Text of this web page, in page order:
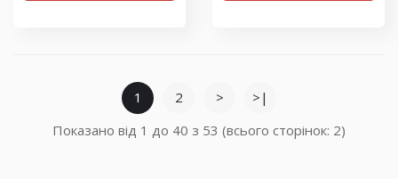
1 2 >
>|
Показано від 1 до 40 з 53 (всього сторінок: 2)